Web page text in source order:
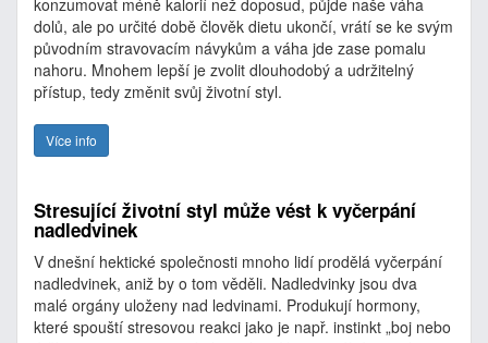
konzumovat méně kalorií než doposud, půjde naše váha
dolů, ale po určité době člověk dietu ukončí, vrátí se ke svým
původním stravovacím návykům a váha jde zase pomalu
nahoru. Mnohem lepší je zvolit dlouhodobý a udržitelný
přístup, tedy změnit svůj životní styl.
Více info
Stresující životní styl může vést k vyčerpání
nadledvinek
V dnešní hektické společnosti mnoho lidí prodělá vyčerpání
nadledvinek, aniž by o tom věděli. Nadledvinky jsou dva
malé orgány uloženy nad ledvinami. Produkují hormony,
které spouští stresovou reakci jako je např. instinkt „boj nebo